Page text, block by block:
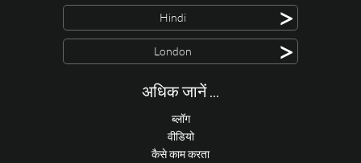
Hindi >
London >
अधिक जानें ...
ब्लॉग
वीडियो
कैसे काम करता